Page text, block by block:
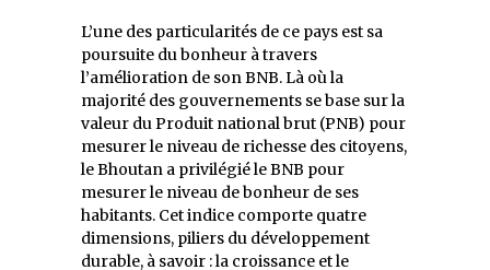
L’une des particularités de ce pays est sa
poursuite du bonheur à travers
l’amélioration de son BNB. Là où la
majorité des gouvernements se base sur la
valeur du Produit national brut (PNB) pour
mesurer le niveau de richesse des citoyens,
le Bhoutan a privilégié le BNB pour
mesurer le niveau de bonheur de ses
habitants. Cet indice comporte quatre
dimensions, piliers du développement
durable, à savoir : la croissance et le